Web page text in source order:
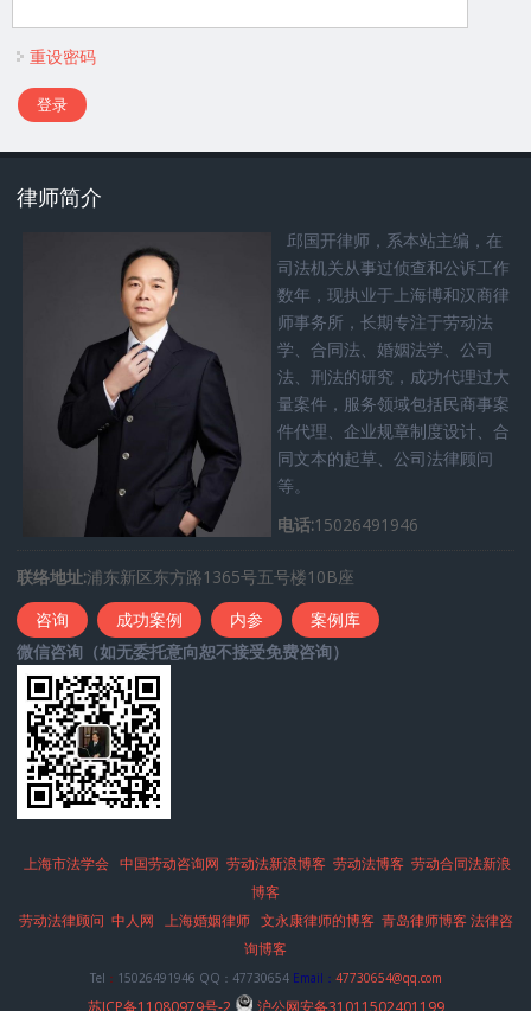
重设密码
律师简介
邱国开律师，系本站主编，在
司法机关从事过侦查和公诉工作
数年，现执业于上海博和汉商律
师事务所，长期专注于劳动法
学、合同法、婚姻法学、公司
法、刑法的研究，成功代理过大
量案件，服务领域包括民商事案
件代理、企业规章制度设计、合
同文本的起草、公司法律顾问
等。
电话:15026491946
联络地址:浦东新区东方路1365号五号楼10B座
咨询
成功案例 内参
案例库
微信咨询（如无委托意向恕不接受免费咨询）
上海市法学会 中国劳动咨询网 劳动法新浪博客 劳动法博客 劳动合同法新浪
博客
劳动法律顾问 中人网 上海婚姻律师 文永康律师的博客 青岛律师博客法律咨
询博客
Tel ： 15026491946 QQ：47730654 Email： 47730654@qq.com